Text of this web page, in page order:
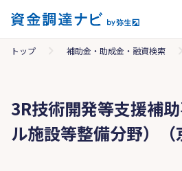
トップ 補助金・助成金・融資検索
3R技術開発等支援補
ル施設等整備分野）（